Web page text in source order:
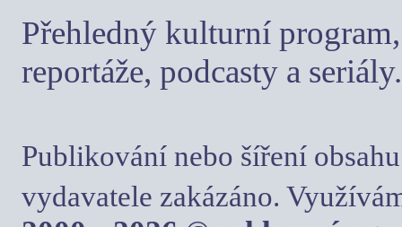
Přehledný kulturní
reportáže, podcasty a seriály.
Publikování nebo šíření
vydavatele zakázáno.